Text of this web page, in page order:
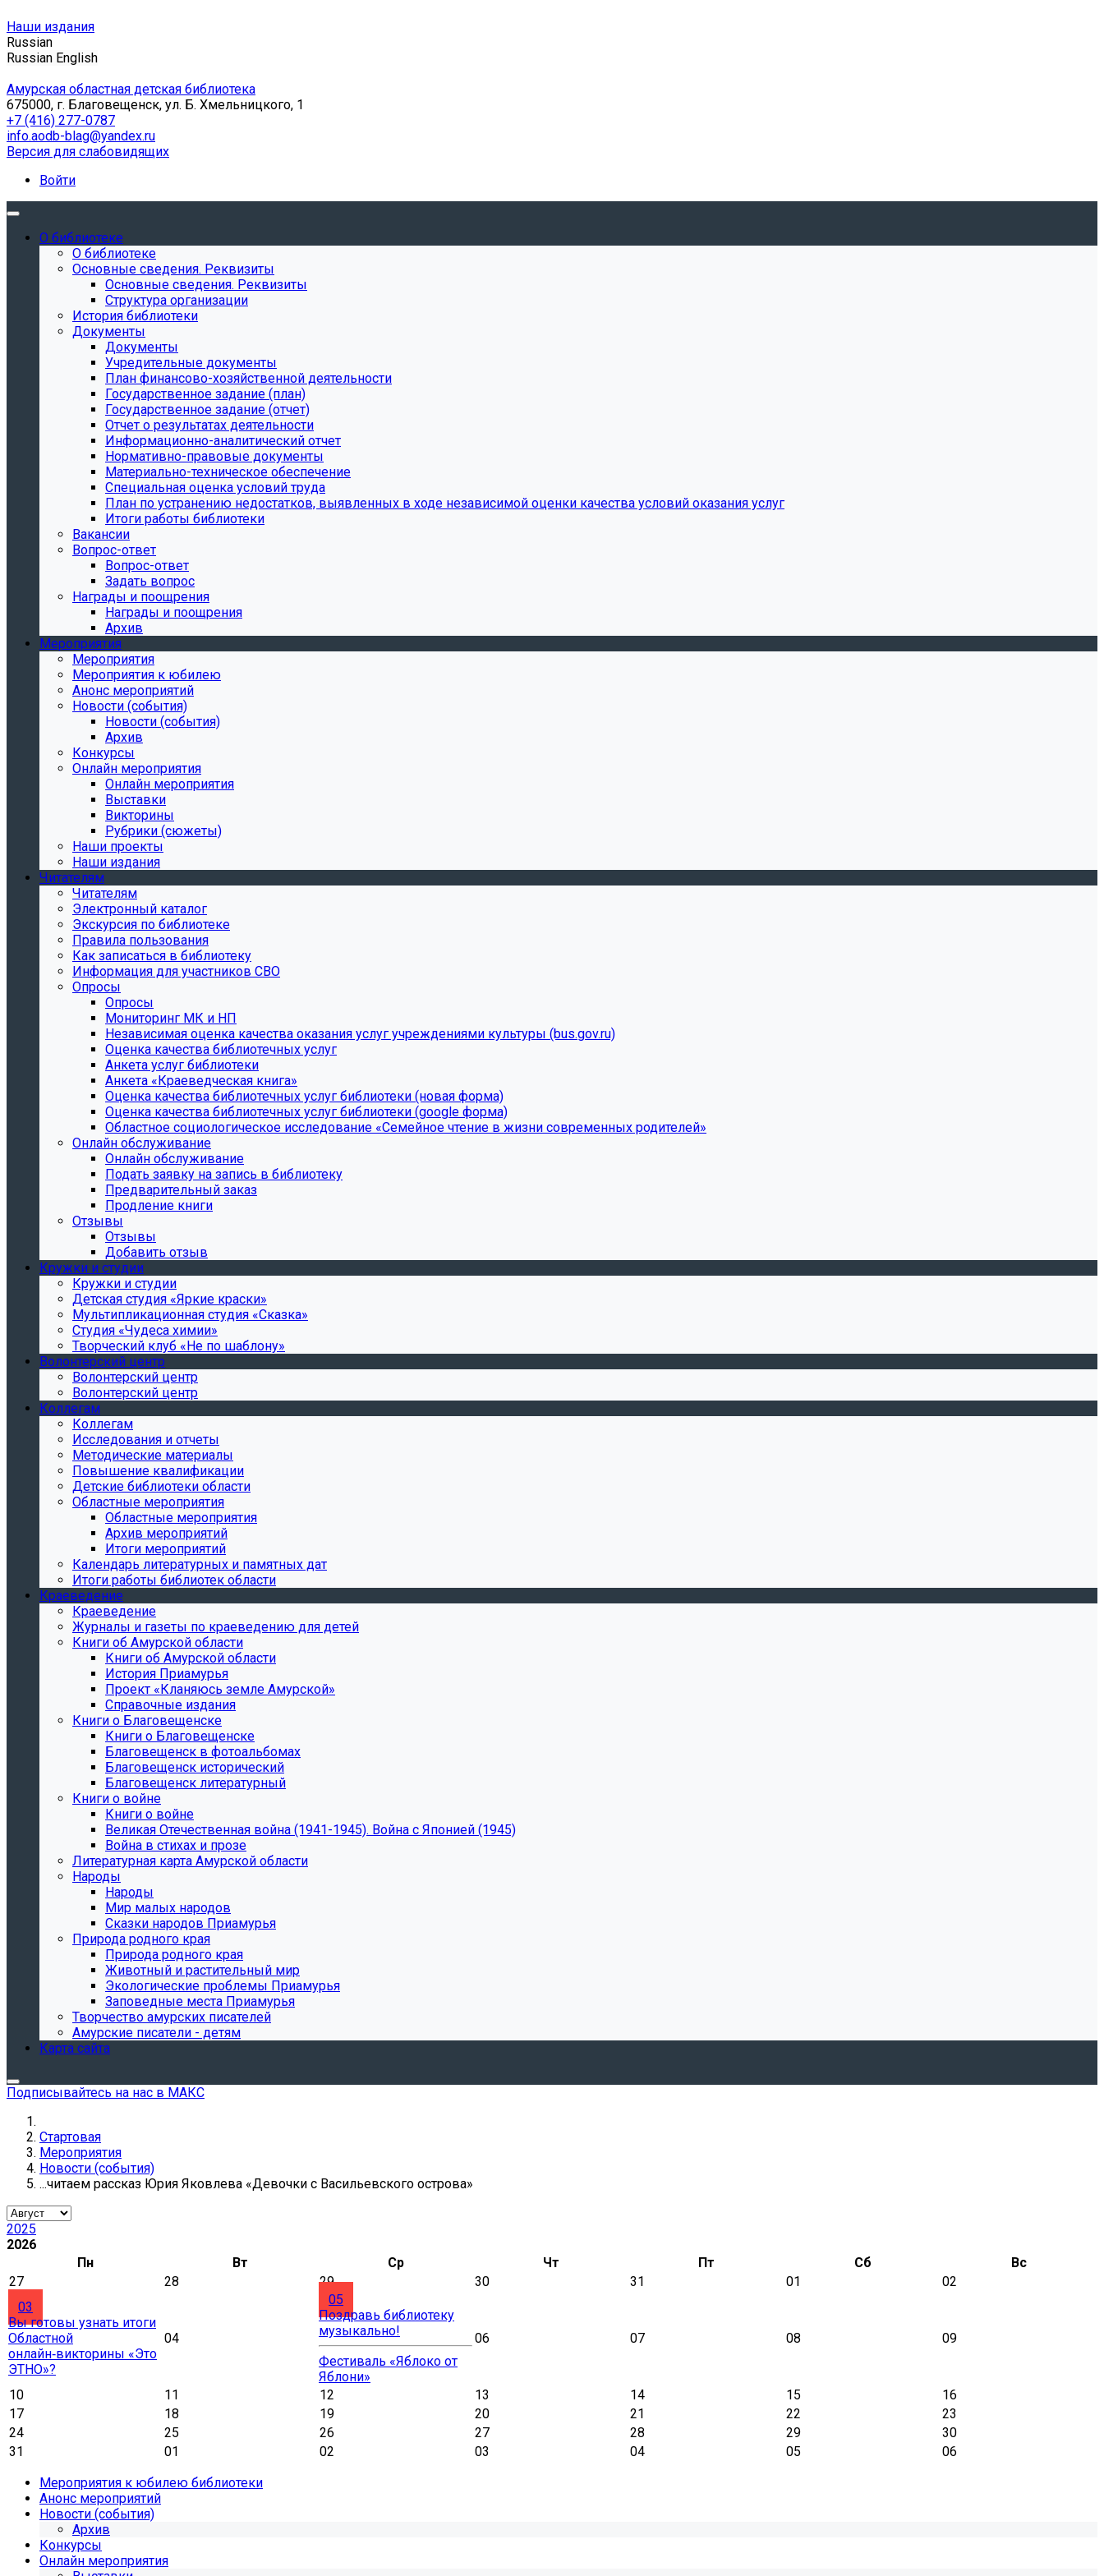
Наши издания
Russian
Russian English
Амурская областная детская библиотека
675000, г. Благовещенск, ул. Б. Хмельницкого, 1
+7 (416) 277-0787
info.aodb-blag@yandex.ru
Версия для слабовидящих
Войти
О библиотеке
О библиотеке
Основные сведения. Реквизиты
Основные сведения. Реквизиты
Структура организации
История библиотеки
Документы
Документы
Учредительные документы
План финансово-хозяйственной деятельности
Государственное задание (план)
Государственное задание (отчет)
Отчет о результатах деятельности
Информационно-аналитический отчет
Нормативно-правовые документы
Материально-техническое обеспечение
Специальная оценка условий труда
План по устранению недостатков, выявленных в ходе независимой оценки качества условий оказания услуг
Итоги работы библиотеки
Вакансии
Вопрос-ответ
Вопрос-ответ
Задать вопрос
Награды и поощрения
Награды и поощрения
Архив
Мероприятия
Мероприятия
Мероприятия к юбилею
Анонс мероприятий
Новости (события)
Новости (события)
Архив
Конкурсы
Онлайн мероприятия
Онлайн мероприятия
Выставки
Викторины
Рубрики (сюжеты)
Наши проекты
Наши издания
Читателям
Читателям
Электронный каталог
Экскурсия по библиотеке
Правила пользования
Как записаться в библиотеку
Информация для участников СВО
Опросы
Опросы
Мониторинг МК и НП
Независимая оценка качества оказания услуг учреждениями культуры (bus.gov.ru)
Оценка качества библиотечных услуг
Анкета услуг библиотеки
Анкета «Краеведческая книга»
Oценка качества библиотечных услуг библиотеки (новая форма)
Oценка качества библиотечных услуг библиотеки (google форма)
Областное социологическое исследование «Семейное чтение в жизни современных родителей»
Онлайн обслуживание
Онлайн обслуживание
Подать заявку на запись в библиотеку
Предварительный заказ
Продление книги
Отзывы
Отзывы
Добавить отзыв
Кружки и студии
Кружки и студии
Детская студия «Яркие краски»
Мультипликационная студия «Сказка»
Студия «Чудеса химии»
Творческий клуб «Не по шаблону»
Волонтерский центр
Волонтерский центр
Волонтерский центр
Коллегам
Коллегам
Исследования и отчеты
Методические материалы
Повышение квалификации
Детские библиотеки области
Областные мероприятия
Областные мероприятия
Архив мероприятий
Итоги мероприятий
Календарь литературных и памятных дат
Итоги работы библиотек области
Краеведение
Краеведение
Журналы и газеты по краеведению для детей
Книги об Амурской области
Книги об Амурской области
История Приамурья
Проект «Кланяюсь земле Амурской»
Справочные издания
Книги о Благовещенске
Книги о Благовещенске
Благовещенск в фотоальбомах
Благовещенск исторический
Благовещенск литературный
Книги о войне
Книги о войне
Великая Отечественная война (1941-1945). Война с Японией (1945)
Война в стихах и прозе
Литературная карта Амурской области
Народы
Народы
Мир малых народов
Сказки народов Приамурья
Природа родного края
Природа родного края
Животный и растительный мир
Экологические проблемы Приамурья
Заповедные места Приамурья
Творчество амурских писателей
Амурские писатели - детям
Карта сайта
Подписывайтесь на нас в МАКС
Стартовая
Мероприятия
Новости (события)
...читаем рассказ Юрия Яковлева «Девочки с Васильевского острова»
2025
2026
Пн
Вт Ср Чт Пт Сб
Вс
27
28 29 30 31 01
02
03
Вы готовы узнать итоги
Областной
онлайн‑викторины «Это
ЭТНО»?
04
05
Поздравь библиотеку
музыкально!
Фестиваль «Яблоко от
Яблони»
06 07 08 09
10 11 12 13 14 15
16
17
18 19 20 21 22
23
24
25 26 27 28 29
30
31
01 02 03 04 05
06
Мероприятия к юбилею библиотеки
Анонс мероприятий
Новости (события)
Архив
Конкурсы
Онлайн мероприятия